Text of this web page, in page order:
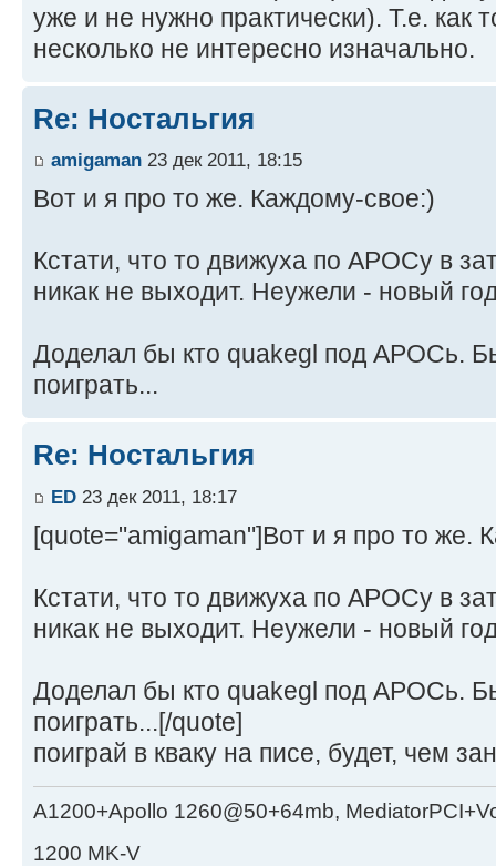
уже и не нужно практически). Т.е. как
несколько не интересно изначально.
Re: Ностальгия
amigaman 23 дек 2011, 18:15
Вот и я про то же. Каждому-свое:)
Кстати, что то движуха по АРОСу в
никак не выходит. Неужели - новый
Доделал бы кто quakegl под АРОСь.
поиграть...
Re: Ностальгия
ED 23 дек 2011, 18:17
[quote="amigaman"]Вот и я про то же.
Кстати, что то движуха по АРОСу в
никак не выходит. Неужели - новый
Доделал бы кто quakegl под АРОСь.
поиграть...[/quote]
поиграй в кваку на писе, будет, чем
A1200+Apollo 1260@50+64mb,
1200 MK-V